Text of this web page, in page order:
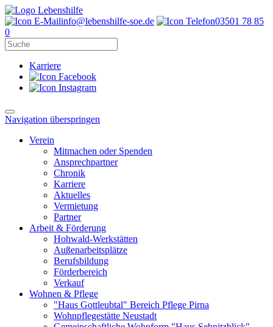
info@lebenshilfe-soe.de
03501 78 85
0
Karriere
Navigation überspringen
Verein
Mitmachen oder Spenden
Ansprechpartner
Chronik
Karriere
Aktuelles
Vermietung
Partner
Arbeit & Förderung
Hohwald-Werkstätten
Außenarbeitsplätze
Berufsbildung
Förderbereich
Verkauf
Wohnen & Pflege
"Haus Gottleubtal" Bereich Pflege Pirna
Wohnpflegestätte Neustadt